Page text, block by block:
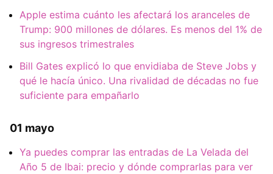
Apple estima cuánto les afectará los aranceles de
Trump: 900 millones de dólares. Es menos del 1% de
sus ingresos trimestrales
Bill Gates explicó lo que envidiaba de Steve Jobs y
qué le hacía único. Una rivalidad de décadas no fue
suficiente para empañarlo
01 mayo
Ya puedes comprar las entradas de La Velada del
Año 5 de Ibai: precio y dónde comprarlas para ver